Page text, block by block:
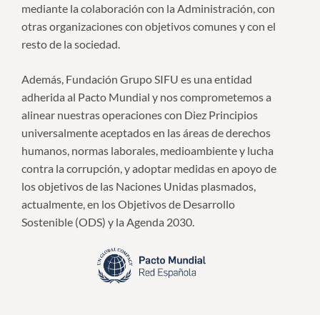
mediante la colaboración con la Administración, con
otras organizaciones con objetivos comunes y con el
resto de la sociedad.
Además, Fundación Grupo SIFU es una entidad
adherida al Pacto Mundial y nos comprometemos a
alinear nuestras operaciones con Diez Principios
universalmente aceptados en las áreas de derechos
humanos, normas laborales, medioambiente y lucha
contra la corrupción, y adoptar medidas en apoyo de
los objetivos de las Naciones Unidas plasmados,
actualmente, en los Objetivos de Desarrollo
Sostenible (ODS) y la Agenda 2030.